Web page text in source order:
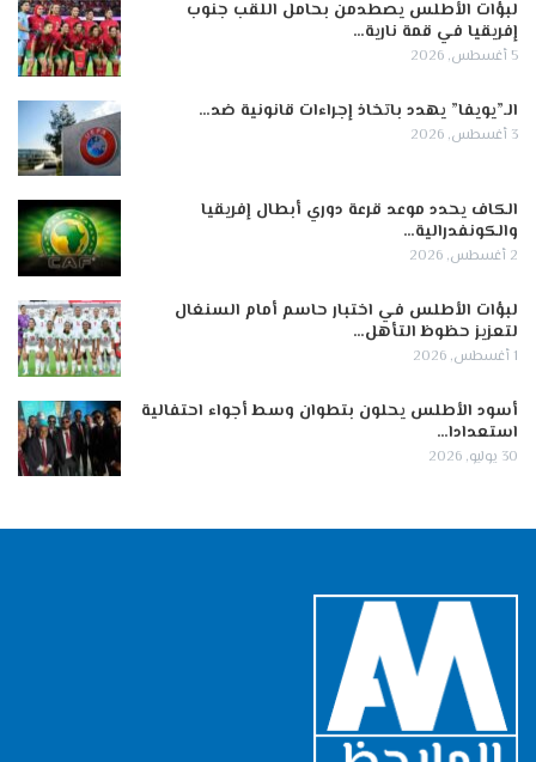
لبؤات الأطلس يصطدمن بحامل اللقب جنوب
إفريقيا في قمة نارية…
5 أغسطس, 2026
الـ”يويفا” يهدد باتخاذ إجراءات قانونية ضد…
3 أغسطس, 2026
الكاف يحدد موعد قرعة دوري أبطال إفريقيا
والكونفدرالية…
2 أغسطس, 2026
لبؤات الأطلس في اختبار حاسم أمام السنغال
لتعزيز حظوظ التأهل…
1 أغسطس, 2026
أسود الأطلس يحلون بتطوان وسط أجواء احتفالية
استعدادا…
30 يوليو, 2026